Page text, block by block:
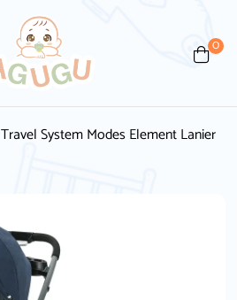
0
Travel System Modes Element Lanier